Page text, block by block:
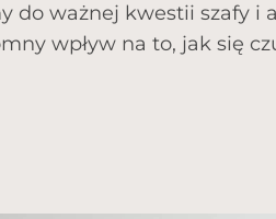
do ważnej kwestii szafy i
wpływ na to, jak się